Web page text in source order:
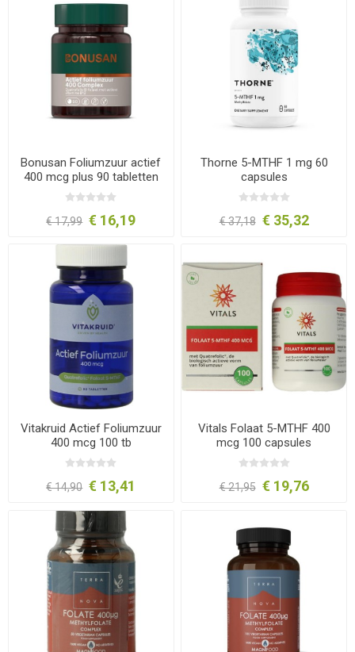
Bonusan Foliumzuur actief
400 mcg plus 90 tabletten
€ 17,99 € 16,19
Thorne 5-MTHF 1 mg 60
capsules
€ 37,18 € 35,32
Vitakruid Actief Foliumzuur
400 mcg 100 tb
€ 14,90 € 13,41
Vitals Folaat 5-MTHF 400
mcg 100 capsules
€ 21,95 € 19,76